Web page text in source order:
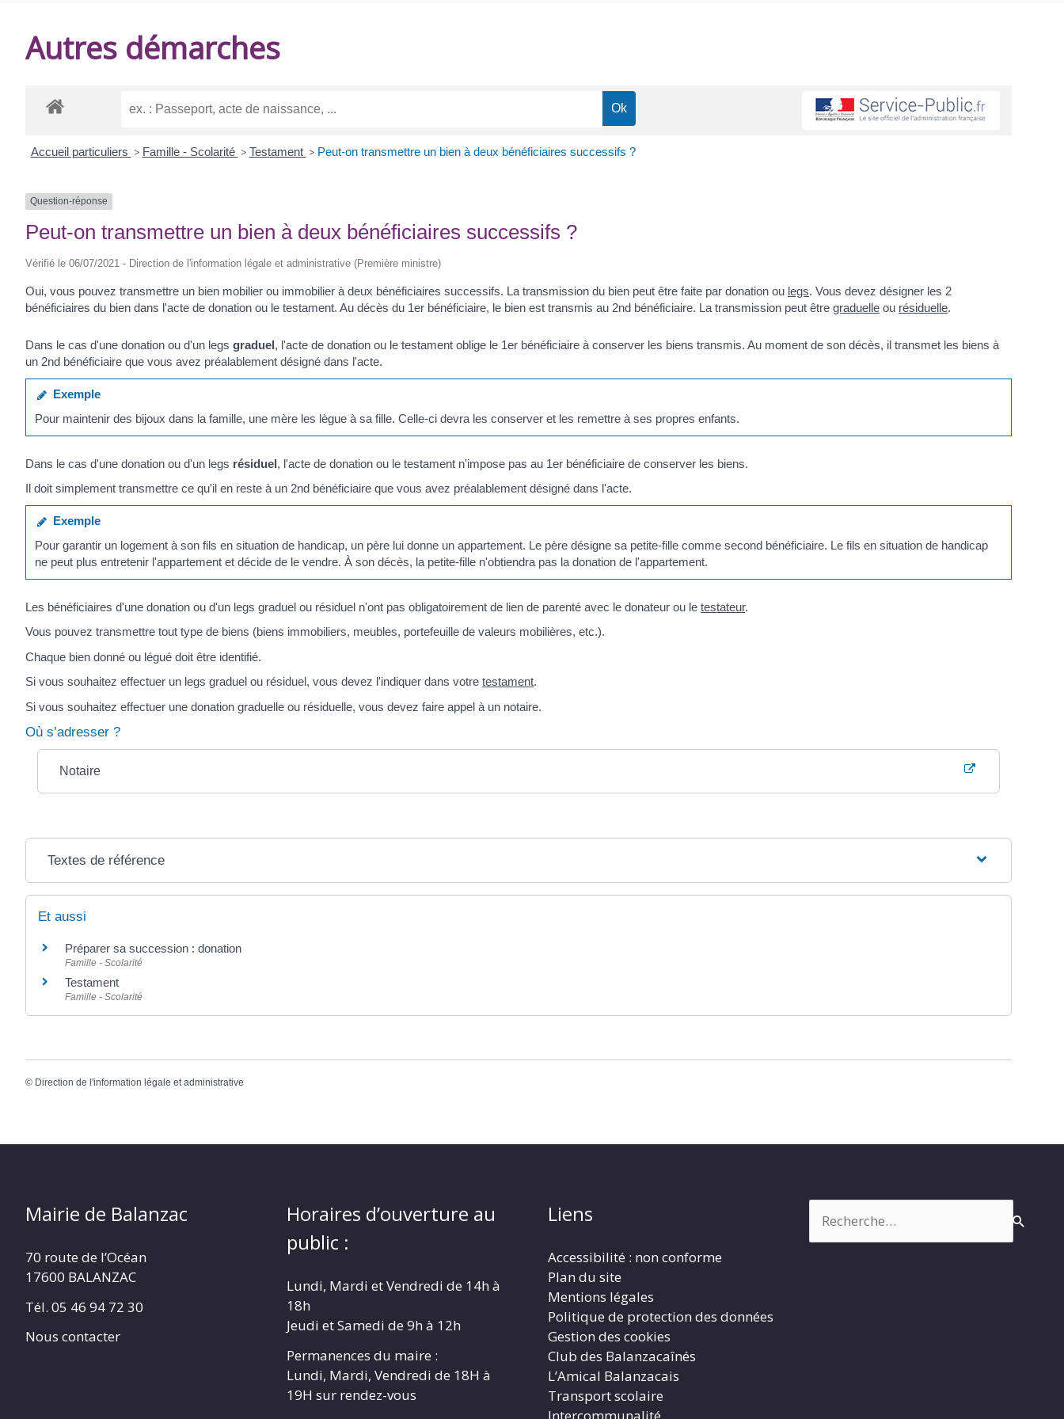
Autres démarches
Accueil particuliers > Famille - Scolarité > Testament > Peut-on transmettre un bien à deux bénéficiaires successifs ?
Question-réponse
Peut-on transmettre un bien à deux bénéficiaires successifs ?
Vérifié le 06/07/2021 - Direction de l'information légale et administrative (Première ministre)
Oui, vous pouvez transmettre un bien mobilier ou immobilier à deux bénéficiaires successifs. La transmission du bien peut être faite par donation ou legs. Vous devez désigner les 2
bénéficiaires du bien dans l'acte de donation ou le testament. Au décès du 1er bénéficiaire, le bien est transmis au 2nd bénéficiaire. La transmission peut être graduelle ou résiduelle.
Dans le cas d'une donation ou d'un legs graduel, l'acte de donation ou le testament oblige le 1er bénéficiaire à conserver les biens transmis. Au moment de son décès, il transmet les biens à
un 2nd bénéficiaire que vous avez préalablement désigné dans l'acte.
Exemple
Pour maintenir des bijoux dans la famille, une mère les lègue à sa fille. Celle-ci devra les conserver et les remettre à ses propres enfants.
Dans le cas d'une donation ou d'un legs résiduel, l'acte de donation ou le testament n'impose pas au 1er bénéficiaire de conserver les biens.
Il doit simplement transmettre ce qu'il en reste à un 2nd bénéficiaire que vous avez préalablement désigné dans l'acte.
Exemple
Pour garantir un logement à son fils en situation de handicap, un père lui donne un appartement. Le père désigne sa petite-fille comme second bénéficiaire. Le fils en situation de handicap
ne peut plus entretenir l'appartement et décide de le vendre. À son décès, la petite-fille n'obtiendra pas la donation de l'appartement.
Les bénéficiaires d'une donation ou d'un legs graduel ou résiduel n'ont pas obligatoirement de lien de parenté avec le donateur ou le testateur.
Vous pouvez transmettre tout type de biens (biens immobiliers, meubles, portefeuille de valeurs mobilières, etc.).
Chaque bien donné ou légué doit être identifié.
Si vous souhaitez effectuer un legs graduel ou résiduel, vous devez l'indiquer dans votre testament.
Si vous souhaitez effectuer une donation graduelle ou résiduelle, vous devez faire appel à un notaire.
Où s’adresser ?
Notaire
Textes de référence
Et aussi
Préparer sa succession : donation
Famille - Scolarité
Testament
Famille - Scolarité
© Direction de l'information légale et administrative
Mairie de Balanzac
70 route de l’Océan
17600 BALANZAC
Tél. 05 46 94 72 30
Nous contacter
Horaires d’ouverture au
public :
Lundi, Mardi et Vendredi de 14h à
18h
Jeudi et Samedi de 9h à 12h
Permanences du maire :
Lundi, Mardi, Vendredi de 18H à
19H sur rendez-vous
Liens
Accessibilité : non conforme
Plan du site
Mentions légales
Politique de protection des données
Gestion des cookies
Club des Balanzacaînés
L’Amical Balanzacais
Transport scolaire